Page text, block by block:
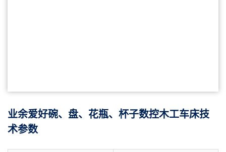
业余爱好碗、盘、花瓶、杯子数控木工车床技
术参数